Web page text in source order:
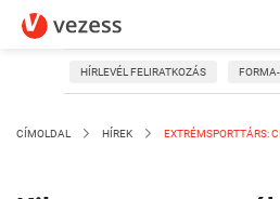
HÍRLEVÉL FELIRATKOZÁS
CÍMOLDAL HÍREK EXTRÉMSPORTTÁRS: